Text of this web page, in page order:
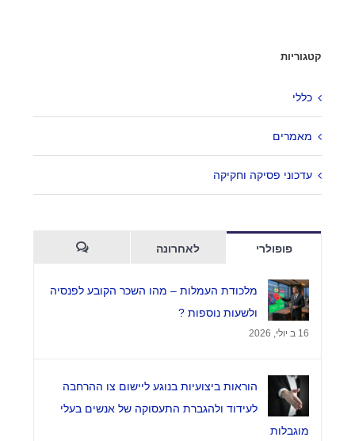
קטגוריות
כללי
מאמרים
עדכוני פסיקה וחקיקה
פופולרי לאחרונה
מלכודת העמלות – מהו השכר הקובע לפנסיה
ולשעות נוספות ?
16 ב יולי, 2026
הוראות ביצועיות בנוגע ליישום צו ההרחבה
לעידוד ולהגברת התעסוקה של אנשים בעלי
מוגבלות
מאמרים אחרונים
מלכודת העמלות – מהו השכר הקובע לפנסיה ולשעות נוספות ?
כיצד מלחמה ממושכת משנה את ניהול הסיכונים של מעסיקים
בישראל ?
את עצמכם מחדש
צרו קשר
מגדל המוזיאון
ברקוביץ' 4, תל אביב
office@kzlaw.co.il